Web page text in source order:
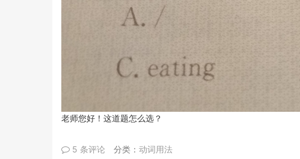
老师您好！这道题怎么选？
5 条评论 分类： 动词用法